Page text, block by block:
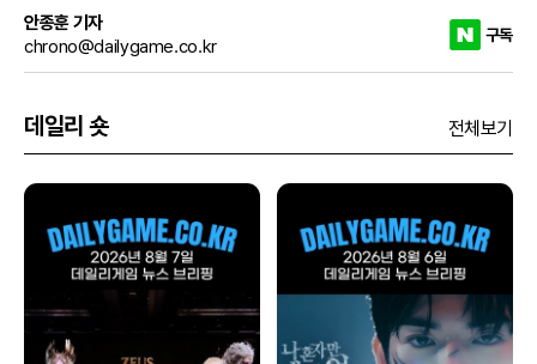
안종훈 기자
chrono@dailygame.co.kr
구독
데일리 숏 전체보기